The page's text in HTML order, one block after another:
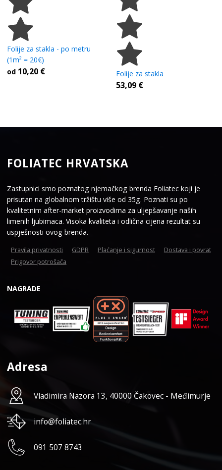
Folije za stakla - po metru
(1m² = 20€)
od 10,20 € Folije za stakla
53,09 €
FOLIATEC HRVATSKA
Zastupnici smo poznatog njemačkog brenda Foliatec koji je
prisutan na globalnom tržištu više od 35g. Poznati su po
kvalitetnim after-market proizvodima za uljepšavanje naših
limenih ljubimaca. Visoka kvaliteta i odlična cijena rezultat su
uspješnosti ovog brenda.
Pravila privatnosti GDPR Plaćanje i sigurnost
Dostava i povrat
Prigovor potrošača
NAGRADE
Adresa
Vladimira Nazora 13, 40000 Čakovec - Međimurje
info@foliatec.hr
091 507 8743